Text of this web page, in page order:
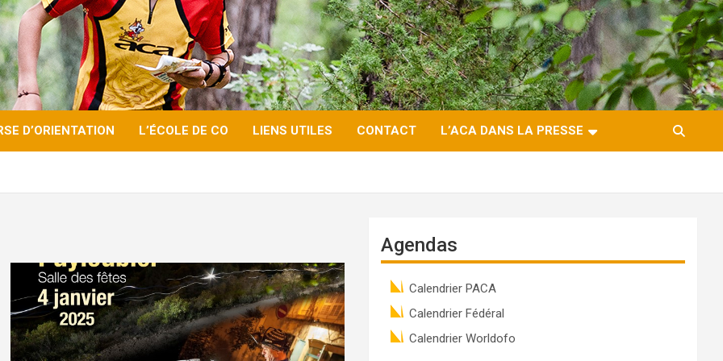
D’ORIENTATION L’ÉCOLE DE CO LIENS UTILES CONTACT L’ACA DANS LA PRESSE
Agendas
Calendrier PACA
Calendrier Fédéral
Calendrier Worldofo